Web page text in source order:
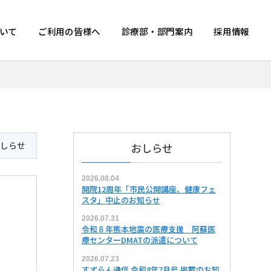
て ご利用の皆様へ 診療部・部門案内 採用情報
らせ おしらせ
2026.08.04
開院12周年「市民公開講座、健康フェ
スタ」中止のお知らせ
2026.07.31
令和８年熊本地震の医療支援 阿蘇医
療センターDMATの派遣について
2026.07.23